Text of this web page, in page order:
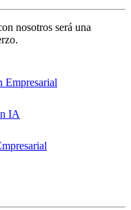
nosotros será una
Empresarial
IA